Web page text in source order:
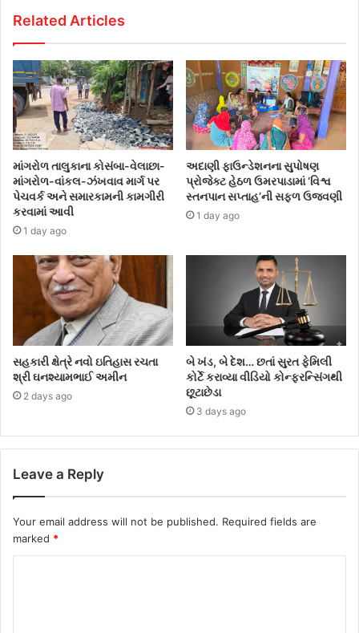
Related Articles
માંગરોળ તાલુકાના કોસંબા-વેલાછા-
માંગરોળ-વાંકલ-ઝંખવાવ માર્ગ પર
પેચવર્ક અને સમારકામની કામગીરી
કરવામાં આવી
1 day ago
અદાણી ફાઉન્ડેશનના સુપોષણ
પ્રોજેક્ટ હેઠળ ઉમરપાડામાં ‘વિશ્વ
સ્તનપાન સપ્તાહ’ની સફળ ઉજવણી
1 day ago
સહકારી ક્ષેત્રે નવો ઇતિહાસ રચતા
શ્રી ઘનશ્યામભાઈ અમીન
2 days ago
બે ખંડ, બે દેશ… છતાં સુરત ફેમિલી
કોર્ટે કરાવ્યા વીડિયો કોન્ફરન્સિંગથી
છૂટાછેડા
3 days ago
Leave a Reply
Your email address will not be published. Required fields are
marked *